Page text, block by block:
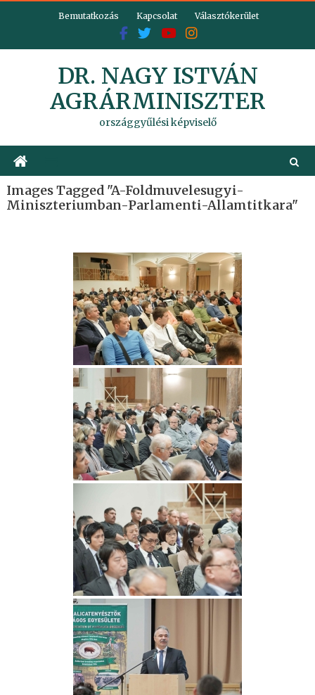
Bemutatkozás Kapcsolat Választókerület
DR. NAGY ISTVÁN
AGRÁRMINISZTER
országgyűlési képviselő
Images Tagged "a-Foldmuvelesugyi-
Miniszteriumban-Parlamenti-Allamtitkara"